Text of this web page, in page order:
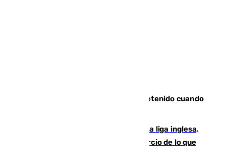
Mata a su expareja en Murcia y es detenido cuando
El Boreham Wood, equipo de la quinta liga inglesa,
rechaza una oferta equivalente a un tercio de lo que